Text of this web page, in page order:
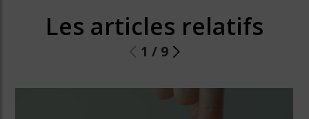
Les articles relatifs
1 / 9